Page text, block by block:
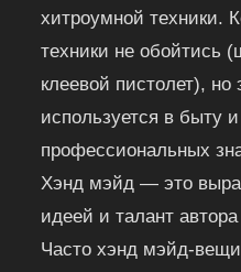
хитроумной техники.
техники не обойтись
клеевой пистолет), но
используется в быту
профессиональных
Хэнд мэйд — это
идеей и талант
Часто хэнд мэйд-